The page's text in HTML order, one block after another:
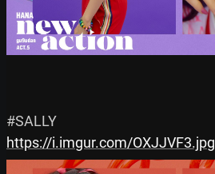
https://i.imgur.com/OXJJVF3.jpg